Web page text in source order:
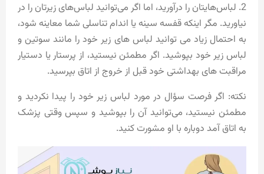
2. لباس‌هایتان را درآورید، اما اگر می‌توانید لباس‌های زیرتان را در
نیاورید. مگر اینکه قفسه سینه یا اندام تناسلی شما معاینه شود،
به احتمال زیاد می توانید لباس های زیر خود را مانند سوتین و
لباس زیر خود بپوشید. اگر مطمئن نیستید، از پرستار یا دستیار
مراقبت های بهداشتی خود قبل از خروج از اتاق بپرسید.
نکته: اگر فرصت سؤال در مورد لباس زیر خود را پیدا نکردید و
مطمئن نیستید، می‌توانید آن را بپوشید و سپس وقتی پزشک
به اتاق آمد دوباره با او مشورت کنید.